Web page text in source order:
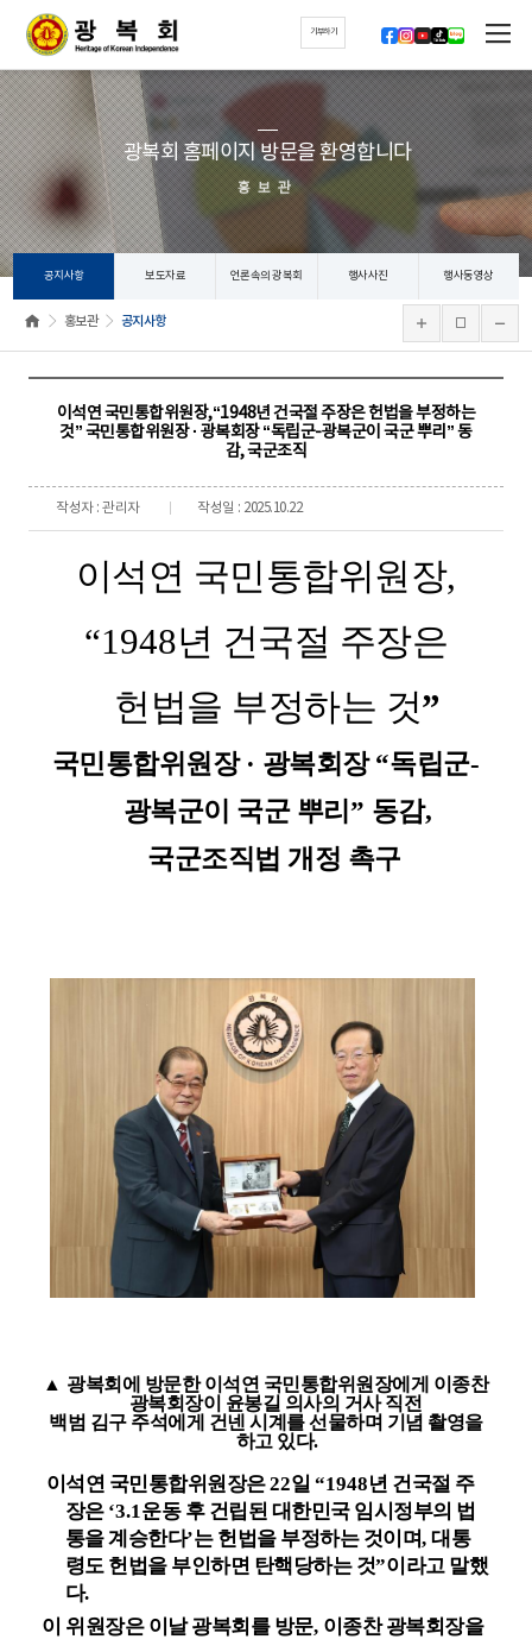
기부하기
광복회 홈페이지 방문을 환영합니다
홍보관
공지사항 보도자료 언론속의 광복회 행사사진 행사동영상
홍보관 공지사항
이석연 국민통합위원장,“1948년 건국절 주장은 헌법을 부정하는
것” 국민통합위원장 · 광복회장 “독립군-광복군이 국군 뿌리” 동
감, 국군조직
작성자 : 관리자 작성일 : 2025.10.22
이석연 국민통합위원장,
“1948년 건국절 주장은
헌법을 부정하는 것”
국민통합위원장 · 광복회장 “독립군-
광복군이 국군 뿌리 ” 동감,
국군조직법 개정 촉구
▲ 광복회에 방문한 이석연 국민통합위원장에게 이종찬
광복회장이 윤봉길 의사의 거사 직전
백범 김구 주석에게 건넨 시계를 선물하며 기념 촬영을
하고 있다.
이석연 국민통합위원장은22일“1948년 건국절 주
장은 ‘3.1운동 후 건립된 대한민국 임시정부의 법
통을 계승한다’는 헌법을 부정하는 것이며,대통
령도 헌법을 부인하면 탄핵당하는 것”이라고 말했
다.
이 위원장은 이날 광복회를 방문, 이종찬 광복회장을